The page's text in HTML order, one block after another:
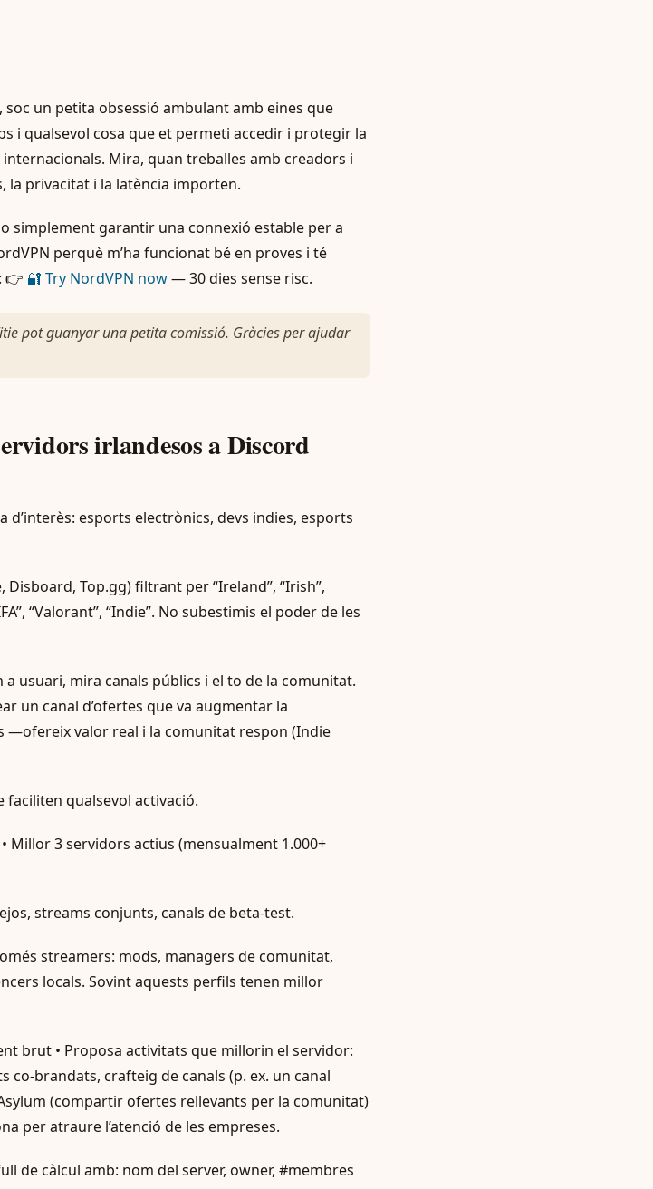
un petita obsessió ambulant amb eines que
i qualsevol cosa que et permeti accedir i protegir la
Mira, quan treballes amb creadors i
la privacitat i la latència importen.
simplement garantir una connexió estable per a
perquè m’ha funcionat bé en proves i té
👉 🔐 Try NordVPN now— 30 dies sense risc.
pot guanyar una petita comissió. Gràcies per ajudar
irlandesos a Discord
d’interès: esports electrònics, devs indies, esports
Top.gg) filtrant per “Ireland”, “Irish”,
“Valorant”, “Indie”. No subestimis el poder de les
a usuari, mira canals públics i el to de la comunitat.
un canal d’ofertes que va augmentar la
—ofereix valor real i la comunitat respon (Indie
faciliten qualsevol activació.
Millor 3 servidors actius (mensualment 1.000+
streams conjunts, canals de beta-test.
streamers: mods, managers de comunitat,
locals. Sovint aquests perfils tenen millor
brut • Proposa activitats que millorin el servidor:
co-brandats, crafteig de canals (p. ex. un canal
(compartir ofertes rellevants per la comunitat)
per atraure l’atenció de les empreses.
de càlcul amb: nom del server, owner, #membres